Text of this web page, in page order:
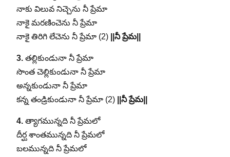
నాకు విలువ నిచ్చెను నీ ప్రేమా
నాకై మరణించెను నీ ప్రేమా
నాకై తిరిగి లేచెను నీ ప్రేమా (2)
||నీ ప్రేమ||
3. తల్లికుండునా నీ ప్రేమా
సొంత చెల్లికుండునా నీ ప్రేమా
అన్నకుండునా నీ ప్రేమా
కన్న తండ్రికుండునా నీ ప్రేమా (2)
||నీ ప్రేమ||
4. త్యాగమున్నది నీ ప్రేమలో
దీర్ఘ శాంతమున్నది నీ ప్రేమలో
బలమున్నది నీ ప్రేమలో